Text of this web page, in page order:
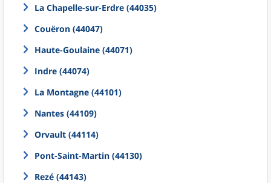
La Chapelle-sur-Erdre (44035)
Couëron (44047)
Haute-Goulaine (44071)
Indre (44074)
La Montagne (44101)
Nantes (44109)
Orvault (44114)
Pont-Saint-Martin (44130)
Rezé (44143)